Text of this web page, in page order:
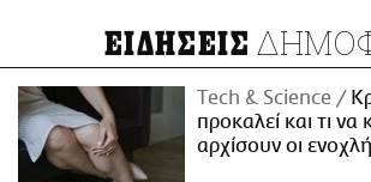
ΕΙΔΗΣΕΙΣ
Τech & Science
προκαλεί και τι
αρχίσουν οι